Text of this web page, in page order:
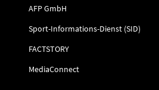
AFP GmbH
Sport-Informations-Dienst (SID)
FACTSTORY
MediaConnect